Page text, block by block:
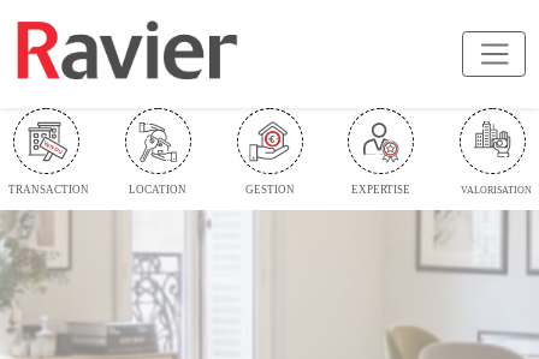
TRANSACTION LOCATION GESTION EXPERTISE VALORISATION